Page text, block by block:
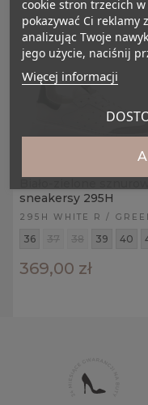
sneakersy 295H
295H WHITE R /
36 37 38 39 40
369,00 zł
cookie stron trzecich
pokazywać Ci reklamy
analizując Twoje
jego użycie, naciśnij
Więcej informacji